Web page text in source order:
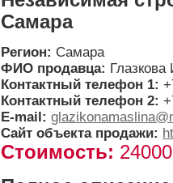
Самара
Регион: Самара
ФИО продавца:
Контактный телефон 1:
Контактный телефон 2:
E-mail:
Сайт объекта продажи:
Стоимость: